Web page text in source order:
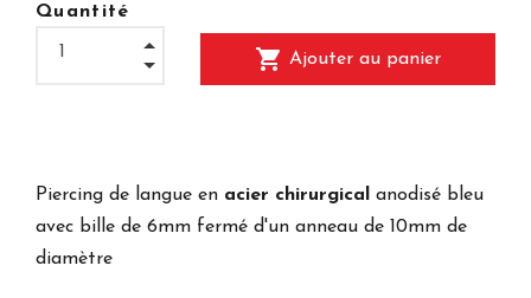
Quantité
shopping_cart Ajouter au panier
Piercing de langue en acier chirurgical
anodisé bleu
avec bille de 6mm fermé d'un anneau de 10mm de
diamètre